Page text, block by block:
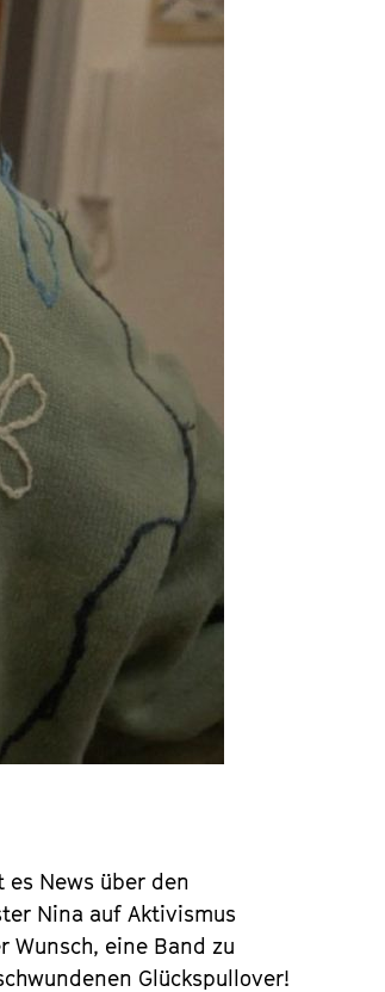
es News über den
Nina auf Aktivismus
eine Band zu
Glückspullover!